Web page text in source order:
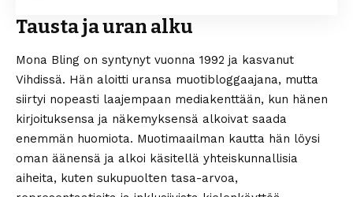
Tausta ja uran alku
Mona Bling on syntynyt vuonna 1992 ja kasvanut
Vihdissä. Hän aloitti uransa muotibloggaajana, mutta
siirtyi nopeasti laajempaan mediakenttään, kun hänen
kirjoituksensa ja näkemyksensä alkoivat saada
enemmän huomiota. Muotimaailman kautta hän löysi
oman äänensä ja alkoi käsitellä yhteiskunnallisia
aiheita, kuten sukupuolten tasa-arvoa,